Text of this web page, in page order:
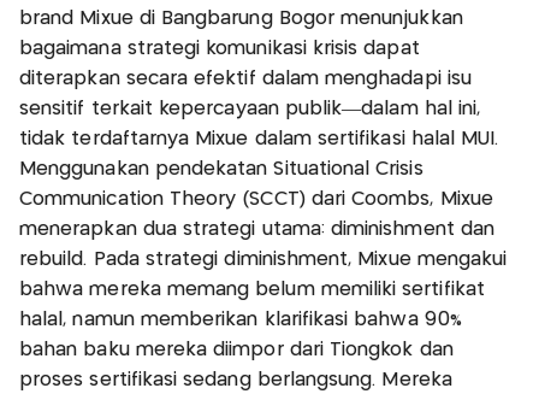
brand Mixue di Bangbarung Bogor menunjukkan
bagaimana strategi komunikasi krisis dapat
diterapkan secara efektif dalam menghadapi isu
sensitif terkait kepercayaan publik—dalam hal ini,
tidak terdaftarnya Mixue dalam sertifikasi halal MUI.
Menggunakan pendekatan Situational Crisis
Communication Theory (SCCT) dari Coombs, Mixue
menerapkan dua strategi utama: diminishment dan
rebuild. Pada strategi diminishment, Mixue mengakui
bahwa mereka memang belum memiliki sertifikat
halal, namun memberikan klarifikasi bahwa 90%
bahan baku mereka diimpor dari Tiongkok dan
proses sertifikasi sedang berlangsung. Mereka